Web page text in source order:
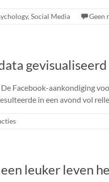
, Social Media Geen
gevisualiseerd
Facebook-aankondiging
in een avond vol
leuker leven